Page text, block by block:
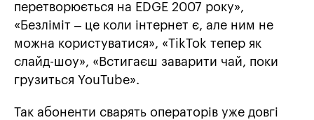
перетворюється на EDGE 2007 року»,
«Безліміт – це коли інтернет є, але ним не
можна користуватися», «TikTok тепер як
слайд-шоу», «Встигаєш заварити чай, поки
грузиться YouTube».
Так абоненти сварять операторів уже довгі